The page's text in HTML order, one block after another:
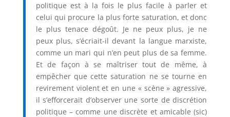
politique est à la fois le plus facile à parler et
celui qui procure la plus forte saturation, et donc
le plus tenace dégoût. Je ne peux plus, je ne
peux plus, s’écriait-il devant la langue marxiste,
comme un mari qui n’en peut plus de sa femme.
Et de façon à se maîtriser tout de même, à
empêcher que cette saturation ne se tourne en
revirement violent et en une « scène » agressive,
il s’efforcerait d’observer une sorte de discrétion
politique – comme une discrète et amicable (sic)